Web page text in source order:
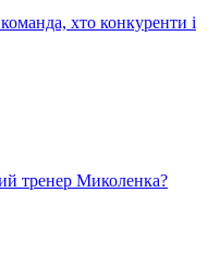
хто конкуренти і
тренер Миколенка?